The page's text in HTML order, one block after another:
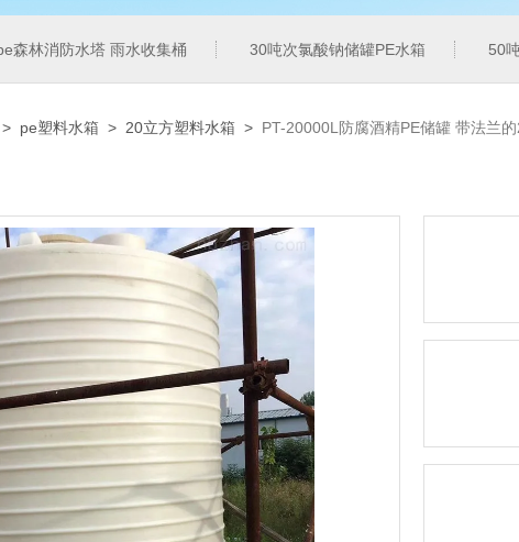
森林消防水塔 雨水收集桶 30吨次氯酸钠储罐PE水箱 50吨
> pe塑料水箱 > 20立方塑料水箱 > PT-20000L防腐酒精PE储罐 带法兰